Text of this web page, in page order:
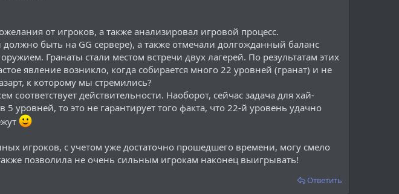
от игроков, а также анализировал игровой процесс.
быть на GG сервере), а также отмечали долгожданный баланс
Гранаты стали местом встречи двух лагерей. По результатам этих
явление возникло, когда собирается много 22 уровней (гранат) и не
к которому мы стремились?
соответствует действительности. Наоборот, сейчас задача для хай-
уровней, то это не гарантирует того факта, что 22-й уровень удачно
игроков, с учетом уже достаточно прошедшего времени, могу смело
позволила не очень сильным игрокам наконец выигрывать!
Ответить